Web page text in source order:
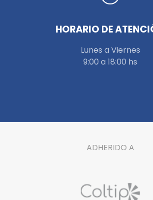
HORARIO DE
Lunes a Viernes
9:00 a 18:00 hs
ADHERIDO A